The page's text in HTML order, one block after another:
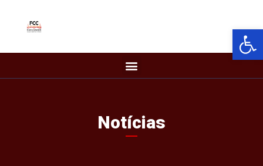
Barra de
Notícias